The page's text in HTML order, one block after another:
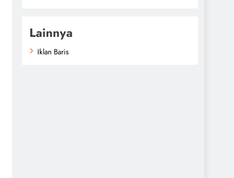
Lainnya
Iklan Baris